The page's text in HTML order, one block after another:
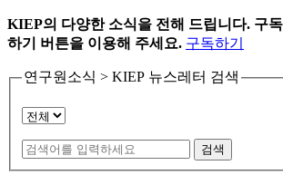
KIEP의 다양한 소식을 전해 드립니다. 구
하기 버튼을 이용해 주세요. 구독하기
연구원소식 > KIEP 뉴스레터 검색
검색